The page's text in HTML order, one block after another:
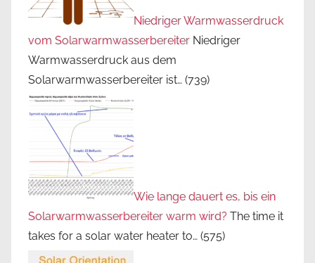
Niedriger Warmwasserdruck
vom Solarwarmwasserbereiter Niedriger
Warmwasserdruck aus dem
Solarwarmwasserbereiter ist… (739)
Wie lange dauert es, bis ein
Solarwarmwasserbereiter warm wird? The time it
takes for a solar water heater to… (575)